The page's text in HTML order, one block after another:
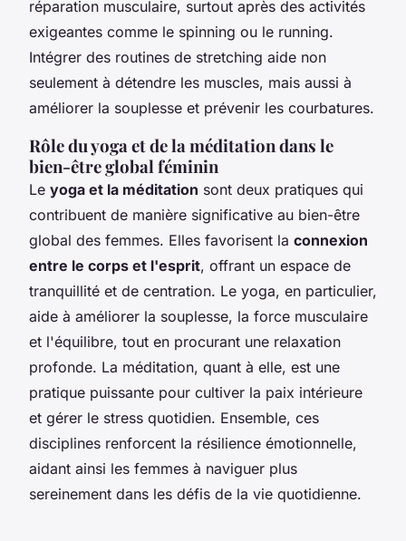
réparation musculaire, surtout après des activités
exigeantes comme le spinning ou le running.
Intégrer des routines de stretching aide non
seulement à détendre les muscles, mais aussi à
améliorer la souplesse et prévenir les courbatures.
Rôle du yoga et de la méditation dans le
bien-être global féminin
Le yoga et la méditation sont deux pratiques qui
contribuent de manière significative au bien-être
global des femmes. Elles favorisent la connexion
entre le corps et l'esprit, offrant un espace de
tranquillité et de centration. Le yoga, en particulier,
aide à améliorer la souplesse, la force musculaire
et l'équilibre, tout en procurant une relaxation
profonde. La méditation, quant à elle, est une
pratique puissante pour cultiver la paix intérieure
et gérer le stress quotidien. Ensemble, ces
disciplines renforcent la résilience émotionnelle,
aidant ainsi les femmes à naviguer plus
sereinement dans les défis de la vie quotidienne.